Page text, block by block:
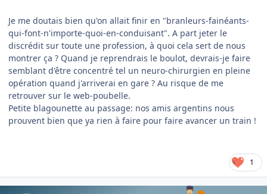
Je me doutais bien qu'on allait finir en "branleurs-fainéants-
qui-font-n'importe-quoi-en-conduisant". A part jeter le
discrédit sur toute une profession, à quoi cela sert de nous
montrer ça ? Quand je reprendrais le boulot, devrais-je faire
semblant d'être concentré tel un neuro-chirurgien en pleine
opération quand j'arriverai en gare ? Au risque de me
retrouver sur le web-poubelle.
Petite blagounette au passage: nos amis argentins nous
prouvent bien que ya rien à faire pour faire avancer un train !
1